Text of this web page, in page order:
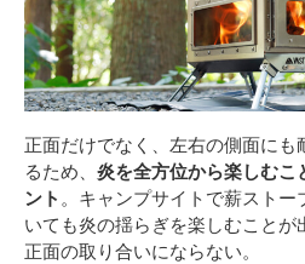
正面だけでなく、左右の側面に
るため、 炎を全方位から楽しむこ
ント 。キャンプサイトで薪スト
いても炎の揺らぎを楽しむことが
正面の取り合いにならない。